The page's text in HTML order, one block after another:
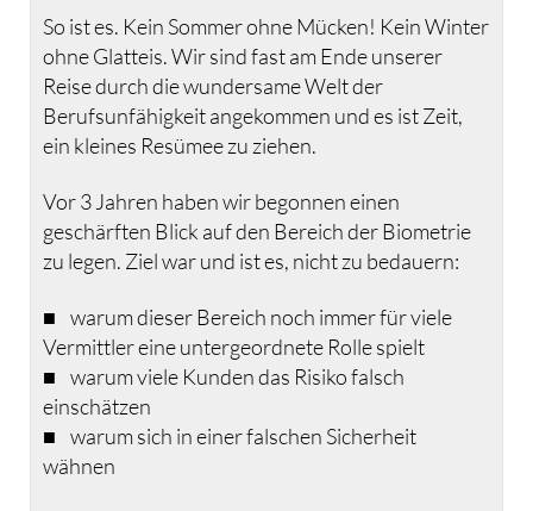
So ist es. Kein Sommer ohne Mücken! Kein Winter
ohne Glatteis. Wir sind fast am Ende unserer
Reise durch die wundersame Welt der
Berufsunfähigkeit angekommen und es ist Zeit,
ein kleines Resümee zu ziehen.
Vor 3 Jahren haben wir begonnen einen
geschärften Blick auf den Bereich der Biometrie
zu legen. Ziel war und ist es, nicht zu bedauern:
■ warum dieser Bereich noch immer für viele
Vermittler eine untergeordnete Rolle spielt
■ warum viele Kunden das Risiko falsch
einschätzen
■ warum sich in einer falschen Sicherheit
wähnen